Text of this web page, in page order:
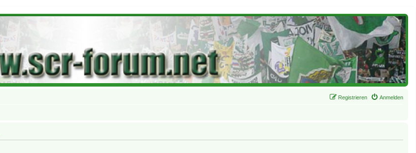
Anmelden
Registrieren